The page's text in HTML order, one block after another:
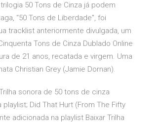
50 Tons de Cinza já podem
“50 Tons de Liberdade”, foi
tracklist anteriormente divulgada, um
Tons de Cinza Dublado Online
de 21 anos, recatada e virgem. Uma
Christian Grey (Jamie Dornan).
sonora de 50 tons de cinza
Did That Hurt (From The Fifty
adicionada na playlist Baixar Trilha